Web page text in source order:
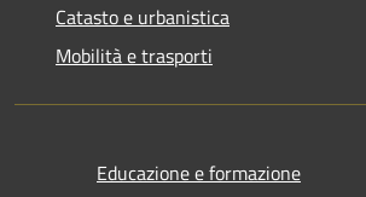
Catasto e urbanistica
Mobilità e trasporti
Educazione e formazione